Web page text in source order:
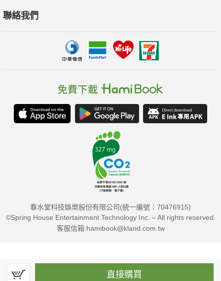
直接購買
聯絡我們
春水堂科技娛樂股份有限公司(統一編號：70476915)
©Spring House Entertainment Technology Inc. – All rights reserved.
客服信箱:hamibook@kland.com.tw